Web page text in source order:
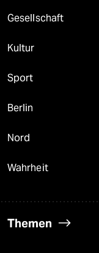
Gesellschaft
Kultur
Sport
Berlin
Nord
Wahrheit
Themen